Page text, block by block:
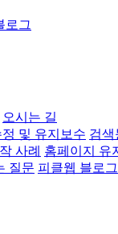
로그
오시는 길
정 및 유지보수 검색
사례 홈페이지 유
질문 피클웹 블로그